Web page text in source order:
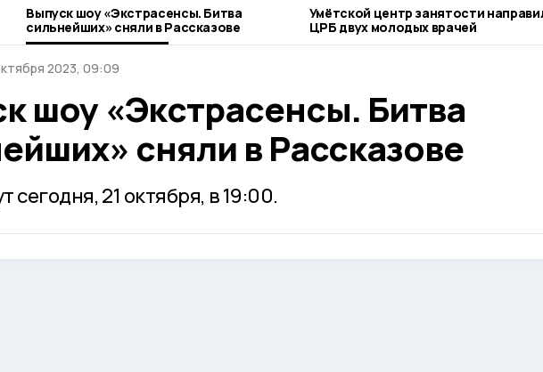
Выпуск шоу «Экстрасенсы. Битва
сильнейших» сняли в Рассказове
Умётской центр занятости
ЦРБ двух молодых врачей
2023, 09:09
шоу «Экстрасенсы. Битва
сняли в Рассказове
сегодня, 21 октября, в 19:00.